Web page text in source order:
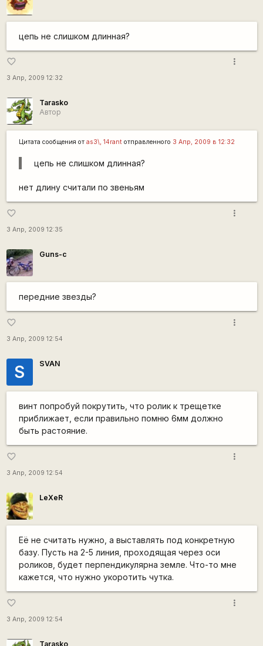
цепь не слишком длинная?
favorite_border
3 Апр, 2009 12:32
more_vert
Tarasko
Автор
Цитата сообщения от as3\, 14rantотправленного 3 Апр, 2009 в 12:32
цепь не слишком длинная?
нет длину считали по звеньям
favorite_border
3 Апр, 2009 12:35
more_vert
Guns-c
передние звезды?
favorite_border
3 Апр, 2009 12:54
more_vert
S SVAN
винт попробуй покрутить, что ролик к трещетке
приближает, если правильно помню 6мм должно
быть растояние.
favorite_border
3 Апр, 2009 12:54
more_vert
LeXeR
Её не считать нужно, а выставлять под конкретную
базу. Пусть на 2-5 линия, проходящая через оси
роликов, будет перпендикулярна земле. Что-то мне
кажется, что нужно укоротить чутка.
favorite_border
3 Апр, 2009 12:54
more_vert
Tarasko